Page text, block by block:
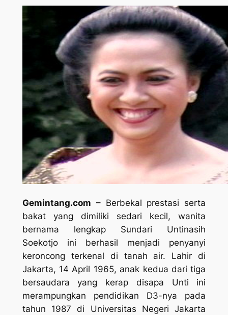
Gemintang.com – Berbekal prestasi serta
bakat yang dimiliki sedari kecil, wanita
bernama lengkap Sundari Untinasih
Soekotjo ini berhasil menjadi penyanyi
keroncong terkenal di tanah air. Lahir di
Jakarta, 14 April 1965, anak kedua dari tiga
bersaudara yang kerap disapa Unti ini
merampungkan pendidikan D3-nya pada
tahun 1987 di Universitas Negeri Jakarta